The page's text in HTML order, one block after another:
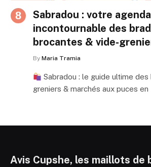
Sabradou : votre agenda
incontournable des
brocantes & vide-
By Maria Tramia
Sabradou : le guide ultime
greniers & marchés aux puces en
Avis Cupshe, les maillots de